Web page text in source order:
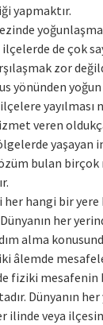
yapmaktır.
de çok
zor
yönünden
yayılması
veren
yaşayan
bulan birçok
her hangi bir yere
her
alma
âlemde
fiziki mesafenin
Dünyanın
ilinde veya